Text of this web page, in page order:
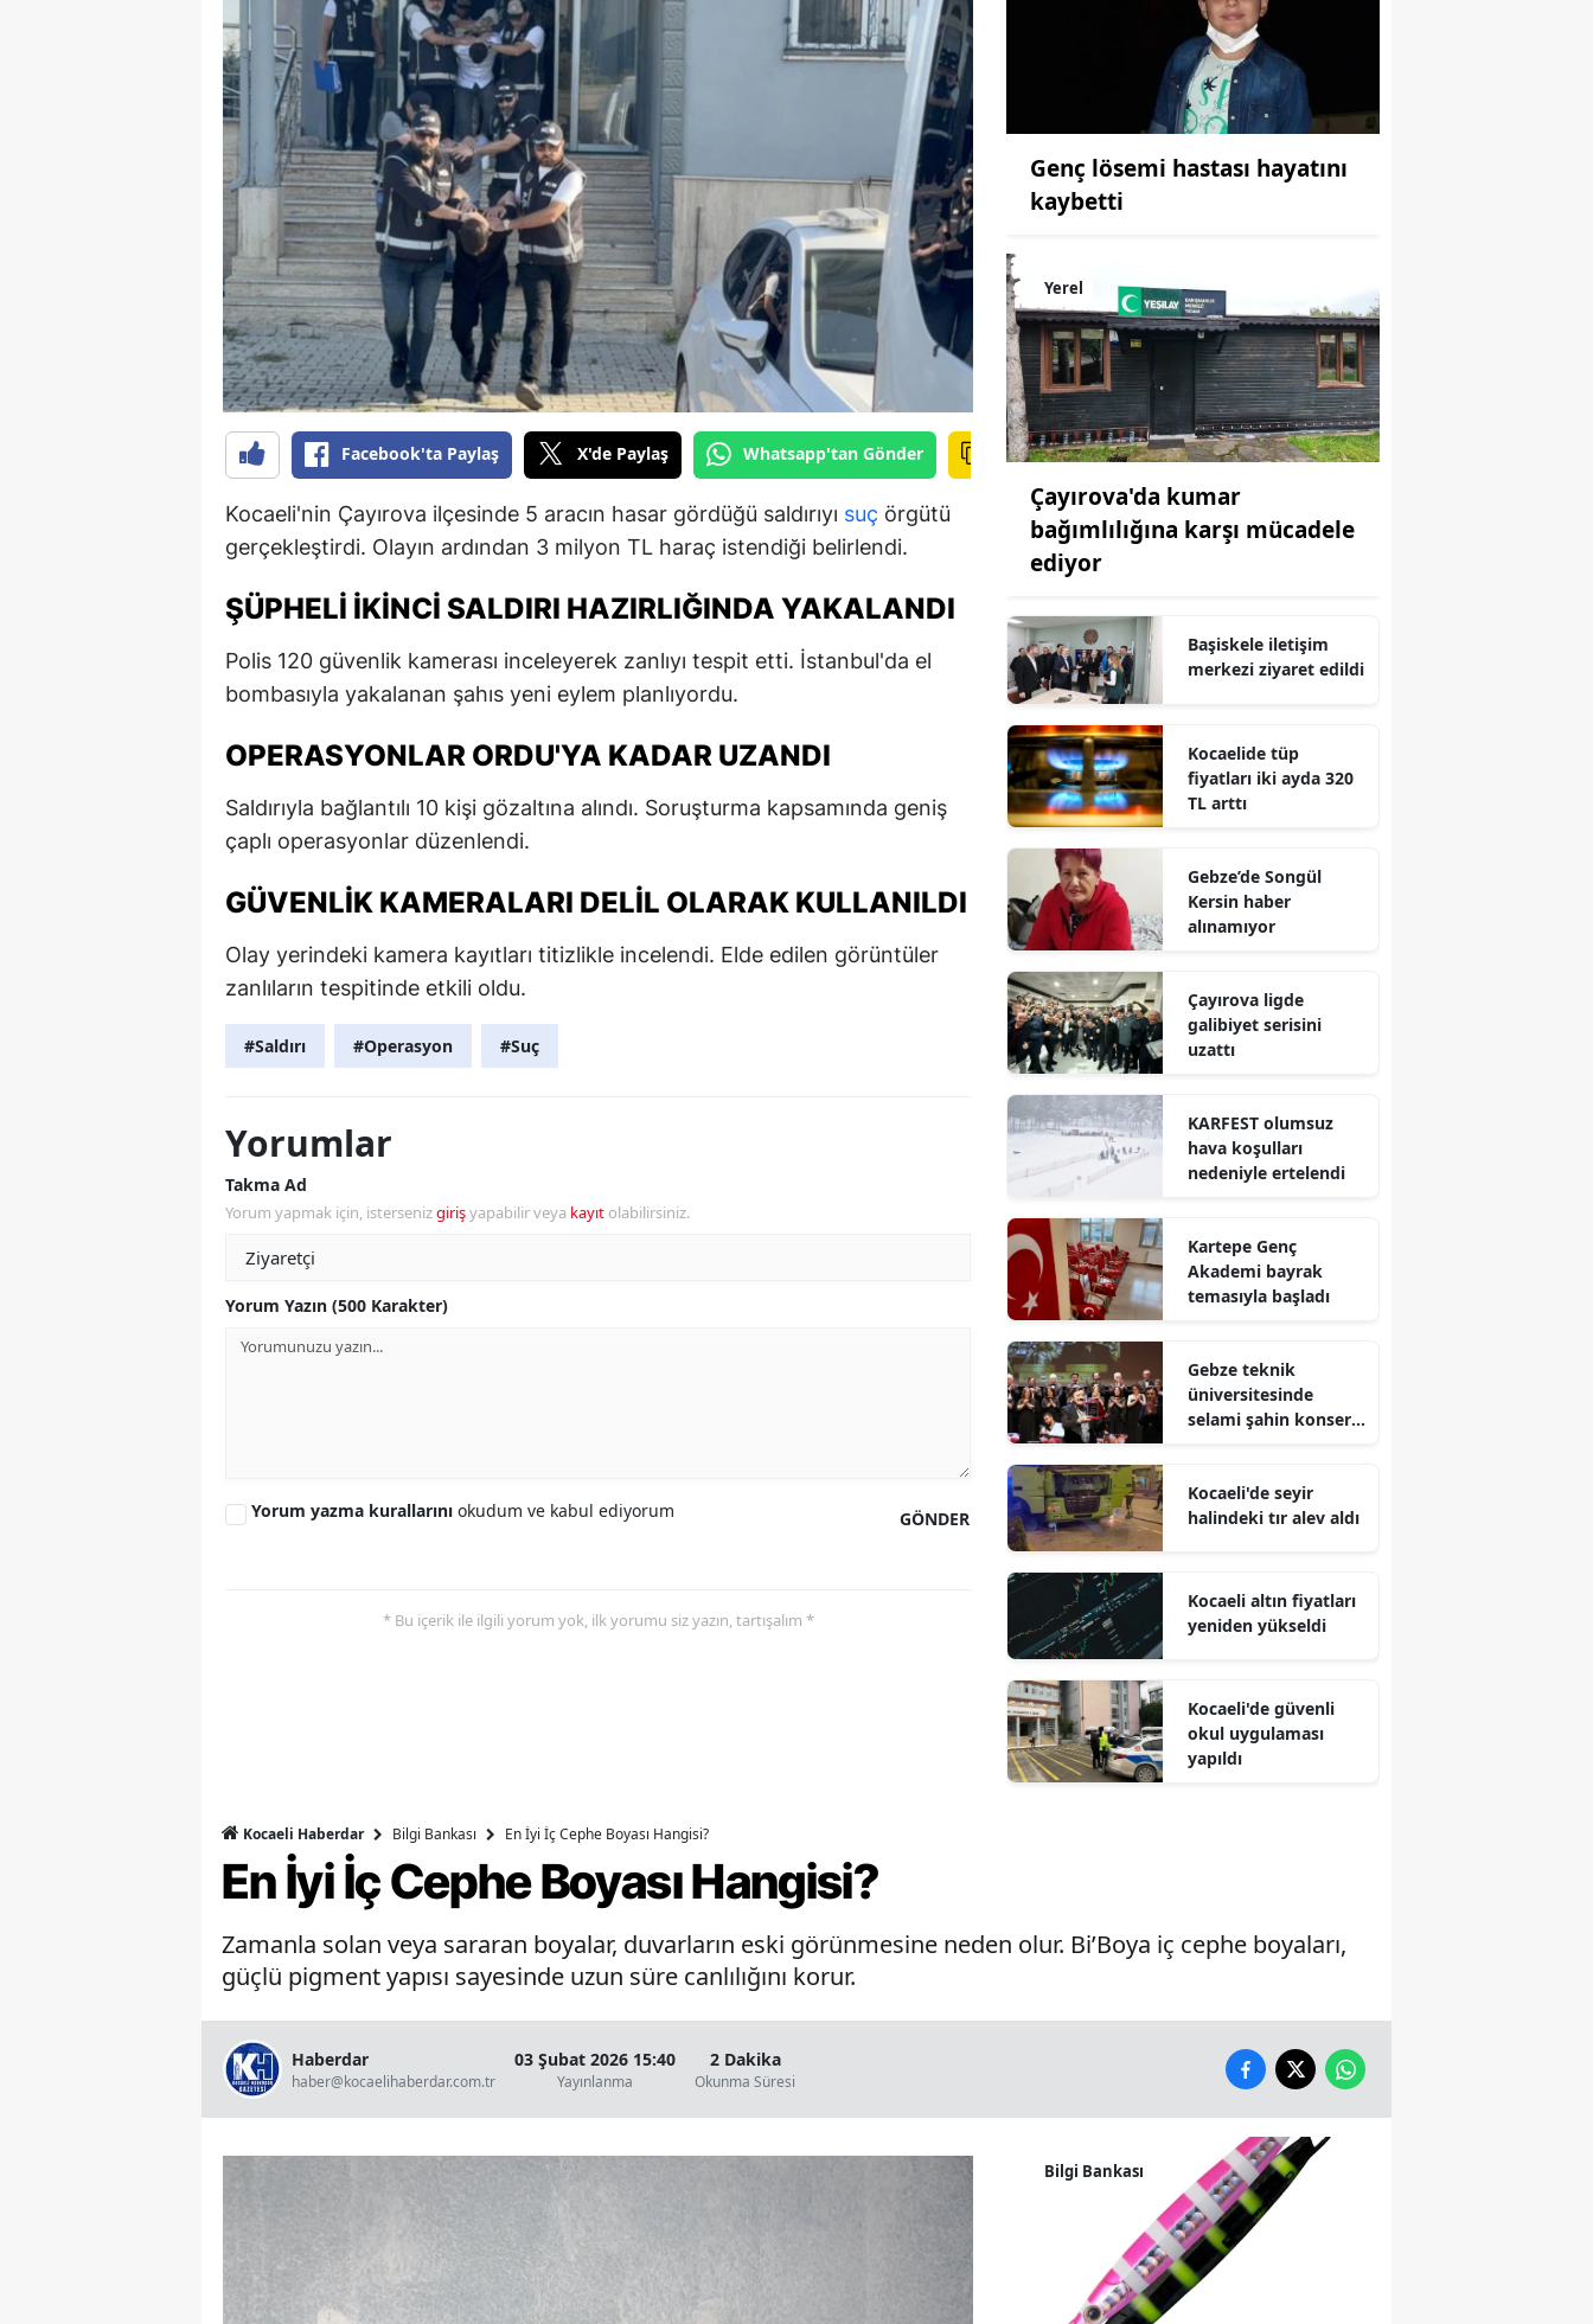
Bilecik
Bingöl
Bitlis
Bolu
Çanakkale
Çankırı
Çorum
Denizli
Diyarbakır
Erzincan
Eskişehir
Gaziantep
Gümüşhane
Hatay
Isparta
İstanbul
Kars
Kastamonu
Kırklareli
Kırşehir
Kocaeli
Konya
Malatya
Kahramanmaraş
Mardin
Ordu
Rize
Sakarya
Samsun
Siirt
Sinop
Facebook'ta Paylaş X'de Paylaş Whatsapp'tan Gönder
Kocaeli'nin Çayırova ilçesinde 5 aracın hasar gördüğü saldırıyı suç örgütü
gerçekleştirdi. Olayın ardından 3 milyon TL haraç istendiği belirlendi.
ŞÜPHELI IKINCI SALDIRI HAZIRLIĞINDA YAKALANDI
Polis 120 güvenlik kamerası inceleyerek zanlıyı tespit etti. İstanbul'da el
bombasıyla yakalanan şahıs yeni eylem planlıyordu.
OPERASYONLAR ORDU'YA KADAR UZANDI
Saldırıyla bağlantılı 10 kişi gözaltına alındı. Soruşturma kapsamında geniş
çaplı operasyonlar düzenlendi.
GÜVENLIK KAMERALARI DELIL OLARAK KULLANILDI
Olay yerindeki kamera kayıtları titizlikle incelendi. Elde edilen görüntüler
zanlıların tespitinde etkili oldu.
#Saldırı #Operasyon #Suç
Yorumlar
Takma Ad
Yorum yapmak için, istersenizgirişyapabilir veya kayıt olabilirsiniz.
Yorum Yazın (500 Karakter)
GÖNDER
Yorum yazma kurallarını okudum ve kabul ediyorum
* Bu içerik ile ilgili yorum yok, ilk yorumu siz yazın, tartışalım *
Genç lösemi hastası hayatını
kaybetti
Yerel
Çayırova'da kumar
bağımlılığına karşı mücadele
ediyor
Başiskele iletişim
merkezi ziyaret edildi
Kocaelide tüp
fiyatları iki ayda 320
TL arttı
Gebze’de Songül
Kersin haber
alınamıyor
Çayırova ligde
galibiyet serisini
uzattı
KARFEST olumsuz
hava koşulları
nedeniyle ertelendi
Kartepe Genç
Akademi bayrak
temasıyla başladı
Gebze teknik
üniversitesinde
selami şahin konseri
Kocaeli'de seyir
halindeki tır alev aldı
Kocaeli altın fiyatları
yeniden yükseldi
Kocaeli'de güvenli
okul uygulaması
yapıldı
Kocaeli Haberdar Bilgi Bankası En İyi İç Cephe Boyası Hangisi?
En İyi İç Cephe Boyası Hangisi?
Zamanla solan veya sararan boyalar, duvarların eski görünmesine neden olur. Bi’Boya iç cephe boyaları,
güçlü pigment yapısı sayesinde uzun süre canlılığını korur.
Haberdar
haber@kocaelihaberdar.com.tr
03 Şubat 2026 15:40
Yayınlanma
2 Dakika
Okunma Süresi
Bilgi Bankası